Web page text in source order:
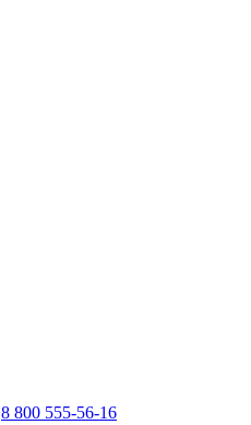
8 800 555-56-16